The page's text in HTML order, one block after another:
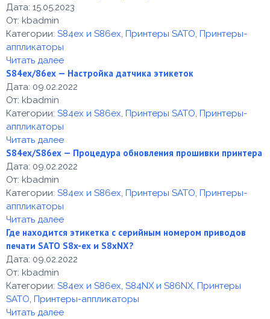
Дата: 15.05.2023
От: kbadmin
Категории: S84ex и S86ex, Принтеры SATO, Принтеры-
аппликаторы
Читать далее
S84ex/86ex — Настройка датчика этикеток
Дата: 09.02.2022
От: kbadmin
Категории: S84ex и S86ex, Принтеры SATO, Принтеры-
аппликаторы
Читать далее
S84ex/S86ex — Процедура обновления прошивки принтера
Дата: 09.02.2022
От: kbadmin
Категории: S84ex и S86ex, Принтеры SATO, Принтеры-
аппликаторы
Читать далее
Где находится этикетка с серийным номером приводов
печати SATO S8x-ex и S8xNX?
Дата: 09.02.2022
От: kbadmin
Категории: S84ex и S86ex, S84NX и S86NX, Принтеры
SATO, Принтеры-аппликаторы
Читать далее